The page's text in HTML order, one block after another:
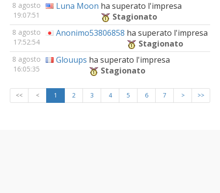
8 agosto
19:07:51
Luna Moon ha superato l'impresa
Stagionato
8 agosto
17:52:54
Anonimo53806858 ha superato l'impresa
Stagionato
8 agosto
16:05:35
Glouups ha superato l'impresa
Stagionato
<< < 1 2 3 4 5 6 7 > >>